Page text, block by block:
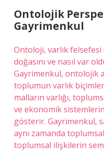
Ontolojik
Gayrimenkul
Ontoloji, varlık
doğasını ve nasıl var
Gayrimenkul, ontolojik
toplumun varlık
malların varlığı,
ve ekonomik
gösterir. Gayrimenkul,
aynı zamanda
toplumsal ilişkilerin